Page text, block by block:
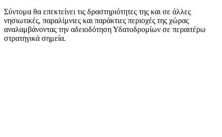
Σύντομα θα επεκτείνει τις δραστηριότητες της και σε άλλες
νησιωτικές, παραλίμνιες και παράκτιες περιοχές της χώρας
αναλαμβάνοντας την αδειοδότηση Υδατοδρομίων σε περαιτέρω
στρατηγικά σημεία.